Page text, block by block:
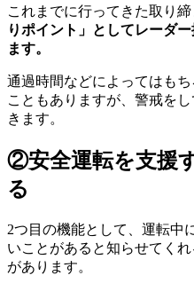
これまでに行ってきた取り
りポイント」としてレーダ
ます。
通過時間などによってはも
こともありますが、警戒を
きます。
②安全運転を支援
る
2つ目の機能として、運転中
いことがあると知らせてく
があります。